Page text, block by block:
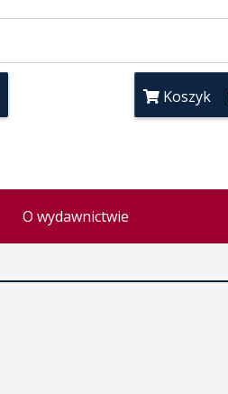
Koszyk
O wydawnictwie